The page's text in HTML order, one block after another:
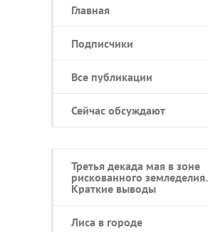
Главная
Подписчики
Все публикации
Сейчас обсуждают
Третья декада мая в зоне
рискованного земледелия.
Краткие выводы
Лиса в городе